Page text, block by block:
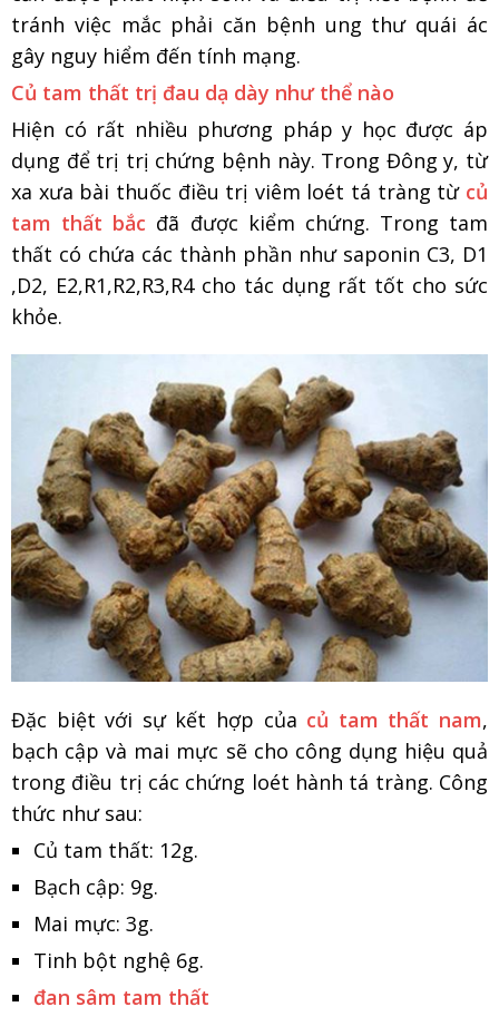
tránh việc mắc phải căn bệnh ung thư quái ác
gây nguy hiểm đến tính mạng.
Củ tam thất trị đau dạ dày như thể nào
Hiện có rất nhiều phương pháp y học được áp
dụng để trị trị chứng bệnh này. Trong Đông y, từ
xa xưa bài thuốc điều trị viêm loét tá tràng từ củ
tam thất bắc đã được kiểm chứng. Trong tam
thất có chứa các thành phần như saponin C3, D1
,D2, E2,R1,R2,R3,R4 cho tác dụng rất tốt cho sức
khỏe.
Đặc biệt với sự kết hợp của củ tam thất nam,
bạch cập và mai mực sẽ cho công dụng hiệu quả
trong điều trị các chứng loét hành tá tràng. Công
thức như sau:
Củ tam thất: 12g.
Bạch cập: 9g.
Mai mực: 3g.
Tinh bột nghệ 6g.
đan sâm tam thất